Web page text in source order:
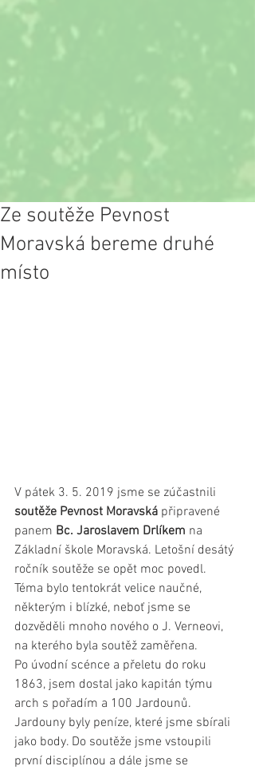
Ze soutěže Pevnost
Moravská bereme druhé
místo
V pátek 3. 5. 2019 jsme se zúčastnili
soutěže Pevnost Moravská připravené
panem Bc. Jaroslavem Drlíkem na
Základní škole Moravská. Letošní desátý
ročník soutěže se opět moc povedl.
Téma bylo tentokrát velice naučné,
některým i blízké, neboť jsme se
dozvěděli mnoho nového o J. Verneovi,
na kterého byla soutěž zaměřena.
Po úvodní scénce a přeletu do roku
1863, jsem dostal jako kapitán týmu
arch s pořadím a 100 Jardounů.
Jardouny byly peníze, které jsme sbírali
jako body. Do soutěže jsme vstoupili
první disciplínou a dále jsme se